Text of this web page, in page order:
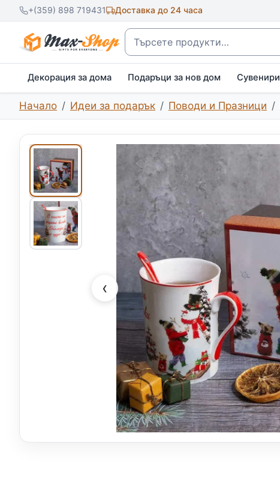
+(359) 898 719431 Доставка до 24 часа
Търсене
Декорация за дома Подаръци за нов дом Сувенири
Начало Идеи за подарък Поводи и Празници
‹